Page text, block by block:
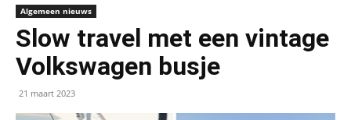
Algemeen nieuws
Slow travel met een vintage
Volkswagen busje
21 maart 2023